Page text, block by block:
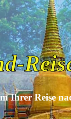
Ihrer Reise